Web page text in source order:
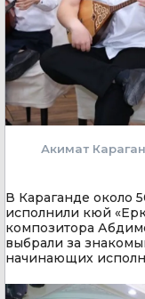
Акимат
В Караганде около
исполнили кюй
композитора
выбрали за
начинающих